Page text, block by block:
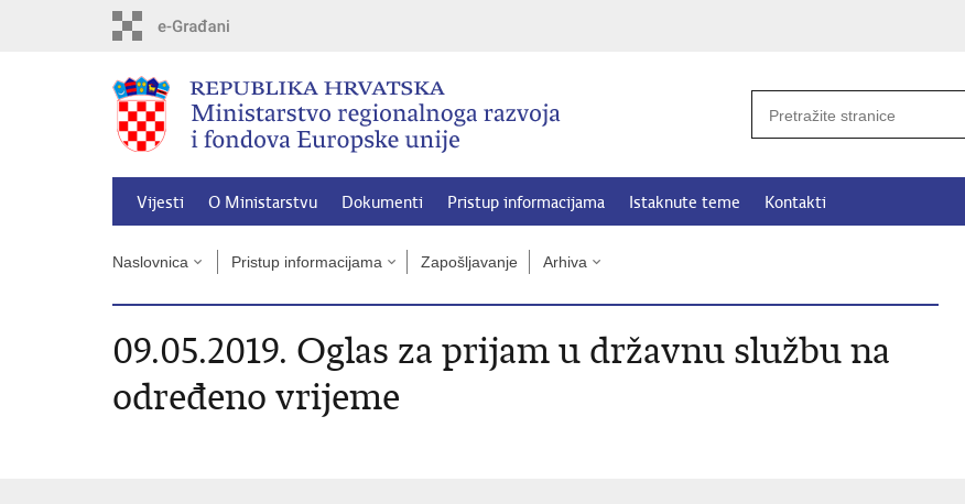
Vijesti O Ministarstvu Dokumenti Pristup informacijama Istaknute teme Kontakti
Naslovnica Pristup informacijama Zapošljavanje Arhiva
09.05.2019. Oglas za prijam u državnu službu na
određeno vrijeme